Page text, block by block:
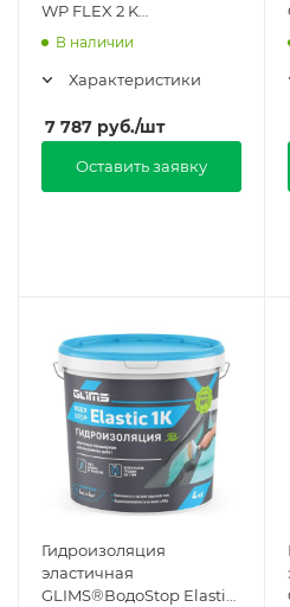
WP FLEX 2 K
двухкомпонентная в
В наличии
Характеристики
7 787 руб./шт
Оставить заявку
Гидроизоляция
эластичная
GLIMS®ВодоStop Elastic